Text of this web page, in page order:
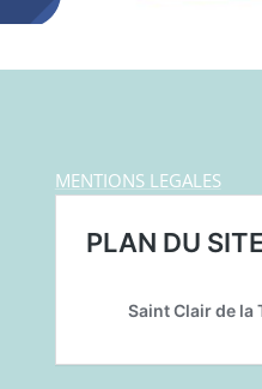
MENTIONS LEGALES